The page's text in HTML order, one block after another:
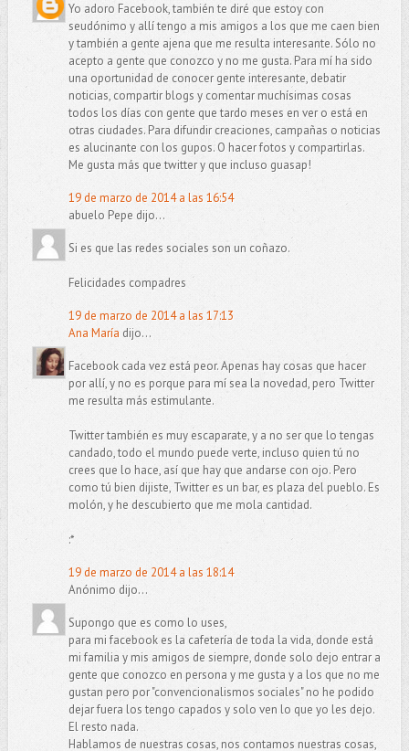
Yo adoro Facebook, también te diré que estoy con
seudónimo y allí tengo a mis amigos a los que me caen bien
y también a gente ajena que me resulta interesante. Sólo no
acepto a gente que conozco y no me gusta. Para mí ha sido
una oportunidad de conocer gente interesante, debatir
noticias, compartir blogs y comentar muchísimas cosas
todos los días con gente que tardo meses en ver o está en
otras ciudades. Para difundir creaciones, campañas o noticias
es alucinante con los gupos. O hacer fotos y compartirlas.
Me gusta más que twitter y que incluso guasap!
19 de marzo de 2014 a las 16:54
abuelo Pepe dijo...
Si es que las redes sociales son un coñazo.
Felicidades compadres
19 de marzo de 2014 a las 17:13
Ana María dijo...
Facebook cada vez está peor. Apenas hay cosas que hacer
por allí, y no es porque para mí sea la novedad, pero Twitter
me resulta más estimulante.
Twitter también es muy escaparate, y a no ser que lo tengas
candado, todo el mundo puede verte, incluso quien tú no
crees que lo hace, así que hay que andarse con ojo. Pero
como tú bien dijiste, Twitter es un bar, es plaza del pueblo. Es
molón, y he descubierto que me mola cantidad.
:*
19 de marzo de 2014 a las 18:14
Anónimo dijo...
Supongo que es como lo uses,
para mi facebook es la cafetería de toda la vida, donde está
mi familia y mis amigos de siempre, donde solo dejo entrar a
gente que conozco en persona y me gusta y a los que no me
gustan pero por "convencionalismos sociales" no he podido
dejar fuera los tengo capados y solo ven lo que yo les dejo.
El resto nada.
Hablamos de nuestras cosas, nos contamos nuestras cosas,